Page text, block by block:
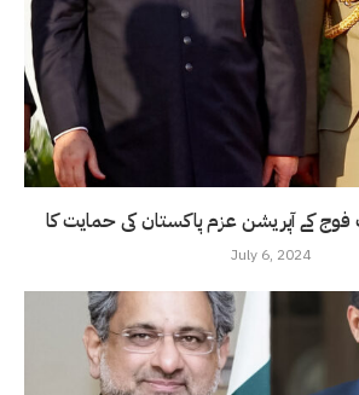
July 6, 2024